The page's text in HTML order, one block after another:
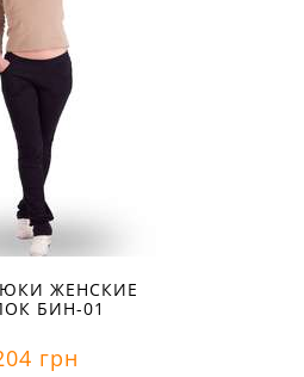
ЖЕНСКИЕ
БИН-01
грн